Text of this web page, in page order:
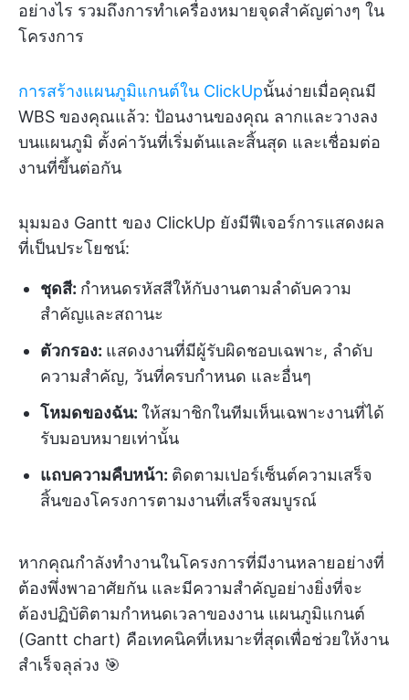
อย่างไร รวมถึงการทำเครื่องหมายจุดสำคัญต่างๆ ใน
โครงการ
การสร้างแผนภูมิแกนต์ใน ClickUpนั้นง่ายเมื่อคุณมี
WBS ของคุณแล้ว: ป้อนงานของคุณ ลากและวางลง
บนแผนภูมิ ตั้งค่าวันที่เริ่มต้นและสิ้นสุด และเชื่อมต่อ
งานที่ขึ้นต่อกัน
มุมมอง Gantt ของ ClickUp ยังมีฟีเจอร์การแสดงผล
ที่เป็นประโยชน์:
ชุดสี: กำหนดรหัสสีให้กับงานตามลำดับความ
สำคัญและสถานะ
ตัวกรอง: แสดงงานที่มีผู้รับผิดชอบเฉพาะ, ลำดับ
ความสำคัญ, วันที่ครบกำหนด และอื่นๆ
โหมดของฉัน: ให้สมาชิกในทีมเห็นเฉพาะงานที่ได้
รับมอบหมายเท่านั้น
แถบความคืบหน้า: ติดตามเปอร์เซ็นต์ความเสร็จ
สิ้นของโครงการตามงานที่เสร็จสมบูรณ์
หากคุณกำลังทำงานในโครงการที่มีงานหลายอย่างที่
ต้องพึ่งพาอาศัยกัน และมีความสำคัญอย่างยิ่งที่จะ
ต้องปฏิบัติตามกำหนดเวลาของงาน แผนภูมิแกนต์
(Gantt chart) คือเทคนิคที่เหมาะที่สุดเพื่อช่วยให้งาน
สำเร็จลุล่วง 🎯